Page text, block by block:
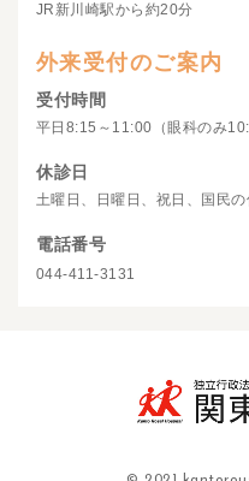
JR新川崎駅から約20分
外来受付のご案内
受付時間
平日8:15～11:00（眼科のみ
休診日
土曜日、日曜日、祝日、国民
電話番号
044-411-3131